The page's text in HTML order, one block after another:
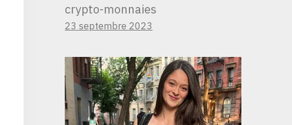
crypto-monnaies
23 septembre 2023